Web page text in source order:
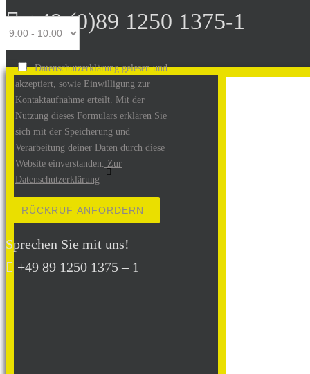
+49 (0)89 1250 1375-1
Datenschutzerklärung gelesen und
akzeptiert, sowie Einwilligung zur
Kontaktaufnahme erteilt. Mit der
Nutzung dieses Formulars erklären Sie
sich mit der Speicherung und
Verarbeitung deiner Daten durch diese
Website einverstanden. Zur
Datenschutzerklärung
Bitte lasse dieses Feld leer.
Sprechen Sie mit uns!
+49 89 1250 1375 – 1